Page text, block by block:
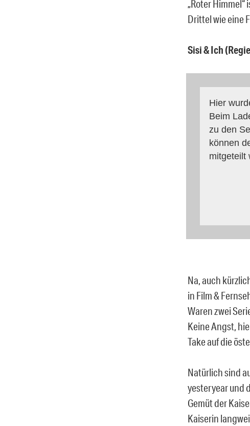
„Roter
Drittel wie eine
Sisi & Ich
Hier
Beim
zu den
können
mitgeteilt
Na, auch
in Film &
Waren zwei
Keine Angst,
Take auf die
Natürlich sind
yesteryear und
Gemüt der
Kaiserin